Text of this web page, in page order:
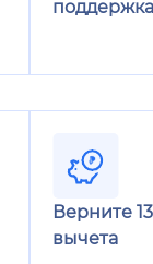
Верните
вычета